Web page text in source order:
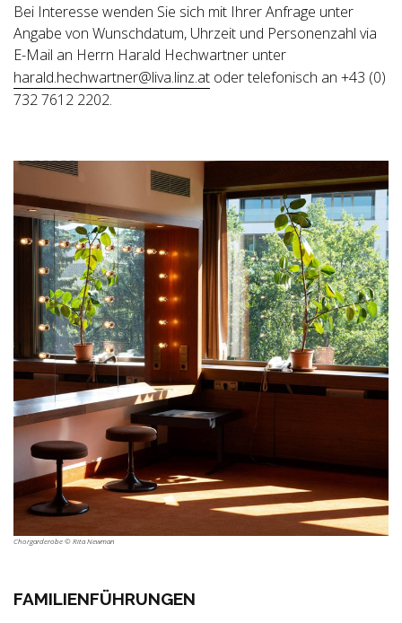
Bei Interesse wenden Sie sich mit Ihrer Anfrage unter
Angabe von Wunschdatum, Uhrzeit und Personenzahl via
E-Mail an Herrn Harald Hechwartner unter
harald.hechwartner@liva.linz.at oder telefonisch an +43 (0)
732 7612 2202.
Chorgarderobe © Rita Newman
FAMILIENFÜHRUNGEN